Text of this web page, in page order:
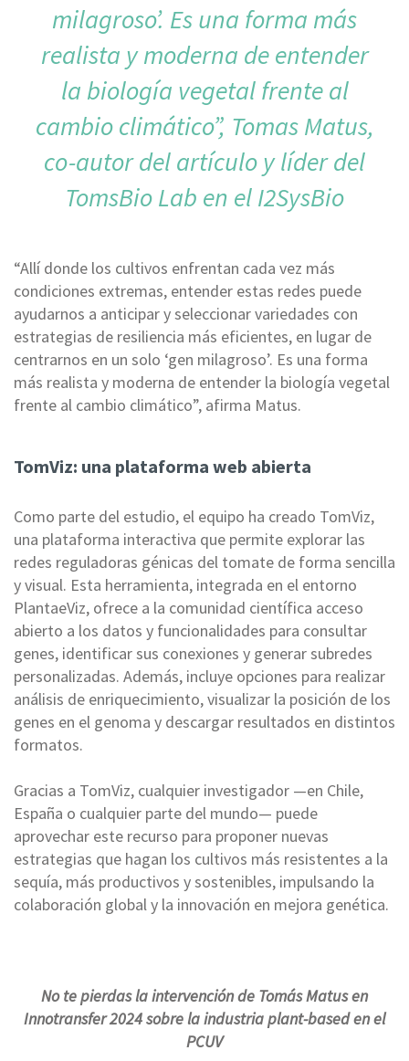
milagroso’. Es una forma más
realista y moderna de entender
la biología vegetal frente al
cambio climático”, Tomas Matus,
co-autor del artículo y líder del
TomsBio Lab en el I2SysBio
“Allí donde los cultivos enfrentan cada vez más
condiciones extremas, entender estas redes puede
ayudarnos a anticipar y seleccionar variedades con
estrategias de resiliencia más eficientes, en lugar de
centrarnos en un solo ‘gen milagroso’. Es una forma
más realista y moderna de entender la biología vegetal
frente al cambio climático”, afirma Matus.
TomViz: una plataforma web abierta
Como parte del estudio, el equipo ha creado TomViz,
una plataforma interactiva que permite explorar las
redes reguladoras génicas del tomate de forma sencilla
y visual. Esta herramienta, integrada en el entorno
PlantaeViz, ofrece a la comunidad científica acceso
abierto a los datos y funcionalidades para consultar
genes, identificar sus conexiones y generar subredes
personalizadas. Además, incluye opciones para realizar
análisis de enriquecimiento, visualizar la posición de los
genes en el genoma y descargar resultados en distintos
formatos.
Gracias a TomViz, cualquier investigador —en Chile,
España o cualquier parte del mundo— puede
aprovechar este recurso para proponer nuevas
estrategias que hagan los cultivos más resistentes a la
sequía, más productivos y sostenibles, impulsando la
colaboración global y la innovación en mejora genética.
No te pierdas la intervención de Tomás Matus en
Innotransfer 2024 sobre la industria plant-based en el
PCUV